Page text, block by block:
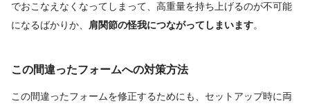
でおこなえなくなってしまって、高重量を持ち上げるのが不可能
になるばかりか、
肩関節の怪我につながってしまいます。
この間違ったフォームへの対策方法
この間違ったフォームを修正するためにも、セットアップ時に両